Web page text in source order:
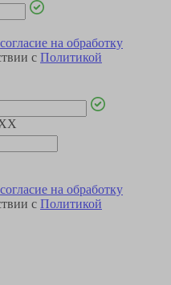
согласие на обработку
с Политикой
согласие на обработку
с Политикой